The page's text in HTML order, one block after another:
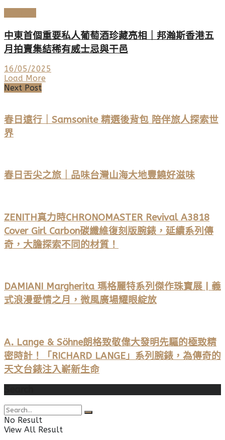
中東首個重要私人葡萄酒珍藏亮相｜邦瀚斯香港五
月拍賣集結稀有威士忌與干邑
16/05/2025
Load More
Next Post
春日遠行｜Samsonite 精選後背包 陪伴旅人探索世
界
春日舌尖之旅｜品味台灣山海大地豐饒好滋味
ZENITH真力時CHRONOMASTER Revival A3818
Cover Girl Carbon碳纖維復刻版腕錶，延續系列傳
奇，大膽探索不同的材質！
DAMIANI Margherita 瑪格麗特系列傑作珠寶展 | 義
式浪漫愛情之月，微風廣場耀眼綻放
A. Lange & Söhne朗格致敬偉大發明先驅的極致精
密時計！「RICHARD LANGE」系列腕錶，為傳奇的
天文台錶注入嶄新生命
No Result
View All Result